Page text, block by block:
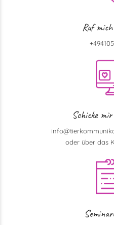
Ruf
Schicke
oder über das